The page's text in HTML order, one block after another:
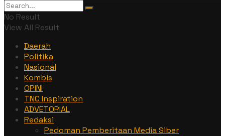
No Result
View All Result
Daerah
Politika
Nasional
Kombis
OPINI
TNC Inspiration
ADVETORIAL
Redaksi
Pedoman Pemberitaan Media Siber